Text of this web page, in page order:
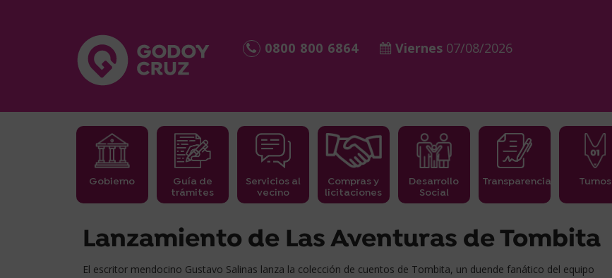
0800 800 6864 Viernes 07/08/2026
Gobierno
Guía de
trámites
Servicios al
vecino
Compras y
licitaciones
Desarrollo
Social
Transparencia Turnos
Lanzamiento de Las Aventuras de Tombita
El escritor mendocino Gustavo Salinas lanza la colección de cuentos de Tombita, un duende fanático del equipo